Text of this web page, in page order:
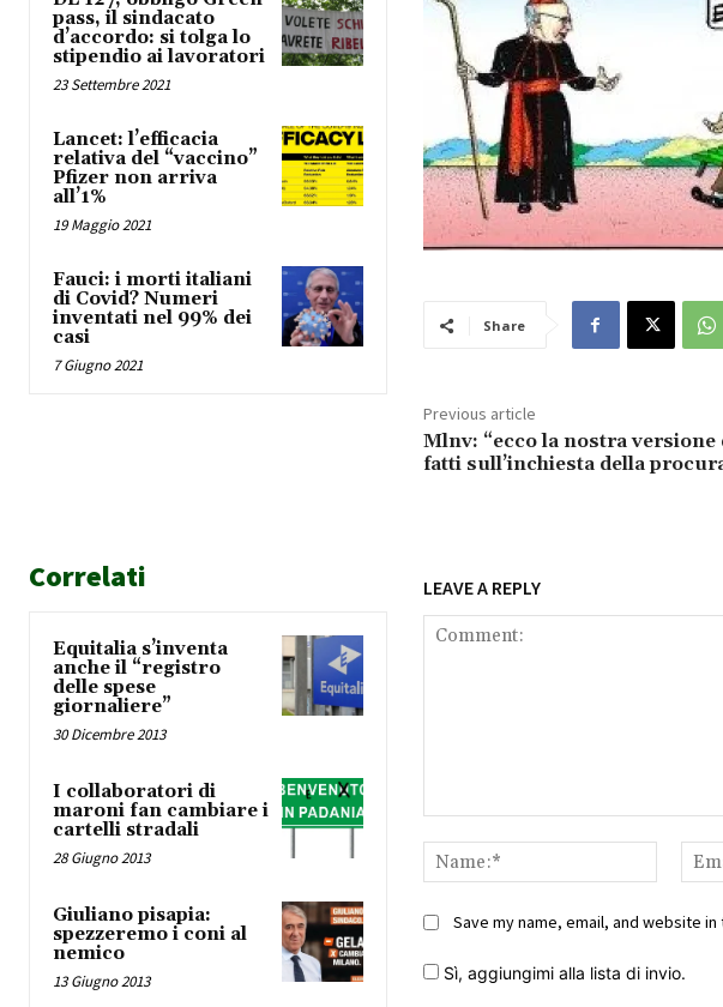
pass, il sindacato
d’accordo: si tolga lo
stipendio ai lavoratori
23 Settembre 2021
Lancet: l’efficacia
relativa del “vaccino”
Pfizer non arriva
all’1%
19 Maggio 2021
Fauci: i morti italiani
di Covid? Numeri
inventati nel 99% dei
casi
7 Giugno 2021
Share
Previous article
Mlnv: “ecco la nostra versione
fatti sull’inchiesta della
Correlati
Equitalia s’inventa
anche il “registro
delle spese
giornaliere”
30 Dicembre 2013
I collaboratori di
maroni fan cambiare i
cartelli stradali
28 Giugno 2013
Giuliano pisapia:
spezzeremo i coni al
nemico
13 Giugno 2013
LEAVE A REPLY
Name:*
Save my name, email, and website
Sì, aggiungimi alla lista di invio.